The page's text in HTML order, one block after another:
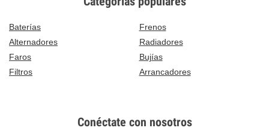
Baterías
Frenos
Alternadores
Radiadores
Faros
Bujías
Filtros
Arrancadores
Conéctate con nosotros